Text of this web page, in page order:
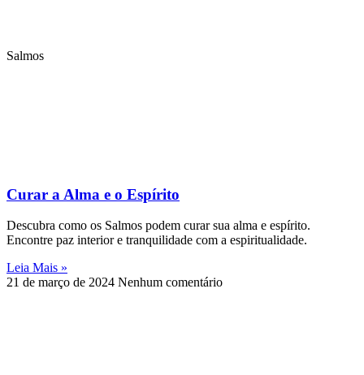
Salmos
Curar a Alma e o Espírito
Descubra como os Salmos podem curar sua alma e espírito.
Encontre paz interior e tranquilidade com a espiritualidade.
Leia Mais »
21 de março de 2024 Nenhum comentário